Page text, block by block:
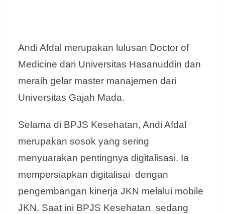
Andi Afdal merupakan lulusan Doctor of
Medicine dari Universitas Hasanuddin dan
meraih gelar master manajemen dari
Universitas Gajah Mada.
Selama di BPJS Kesehatan, Andi Afdal
merupakan sosok yang sering
menyuarakan pentingnya digitalisasi. Ia
mempersiapkan digitalisai dengan
pengembangan kinerja JKN melalui mobile
JKN. Saat ini BPJS Kesehatan sedang